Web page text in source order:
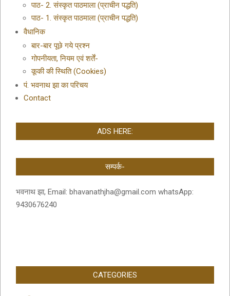
पाठ- 2. संस्कृत पाठमाला (प्राचीन पद्धति)
पाठ- 1. संस्कृत पाठमाला (प्राचीन पद्धति)
वैधानिक
बार-बार पूछे गये प्रश्न
गोपनीयता, नियम एवं शर्तें-
कूकी की स्थिति (Cookies)
पं. भवनाथ झा का परिचय
Contact
ADS HERE:
सम्पर्क-
भवनाथ झा, Email: bhavanathjha@gmail.com whatsApp:
9430676240
CATEGORIES